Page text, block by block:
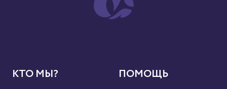
КТО МЫ? ПОМОЩЬ